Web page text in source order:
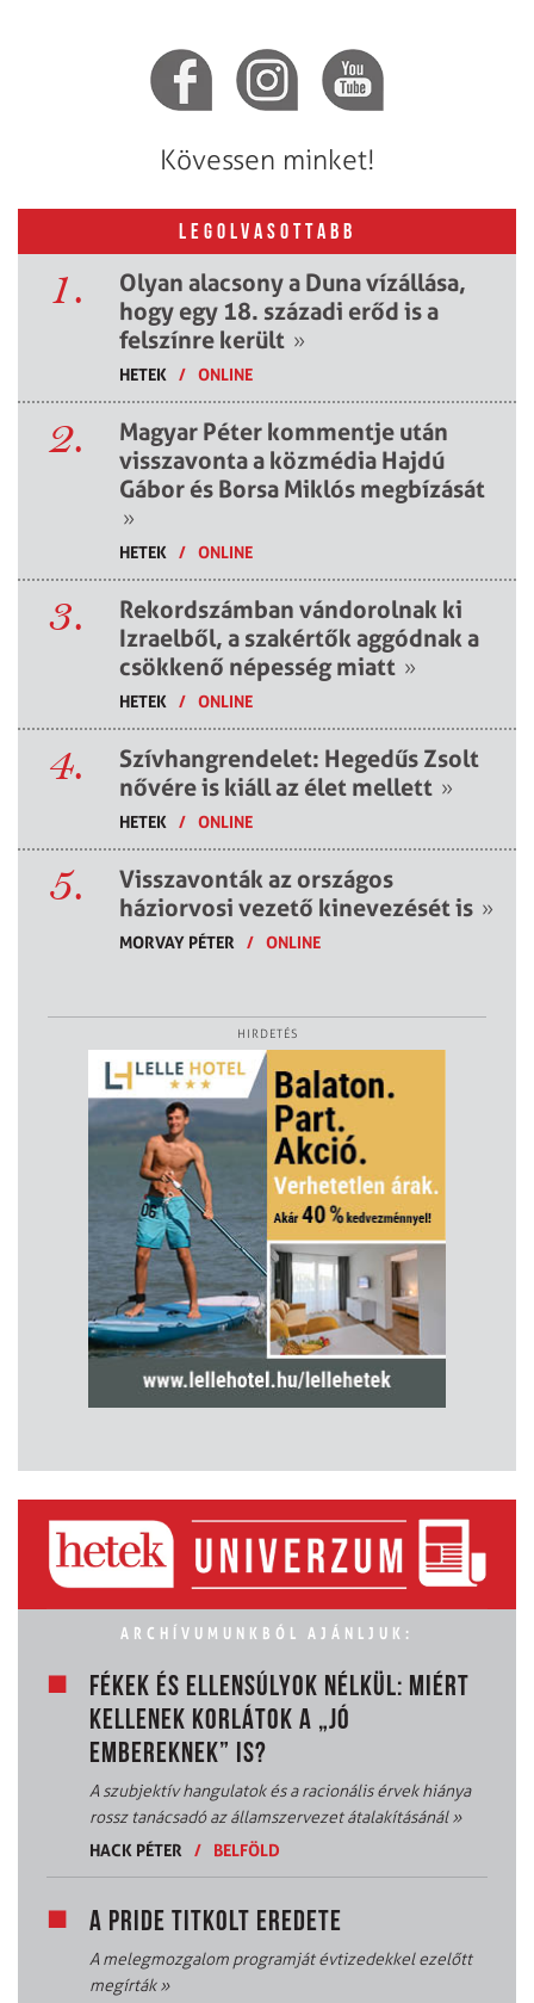
Kövessen minket!
LEGOLVASOTTABB
1.
Olyan alacsony a Duna vízállása,
hogy egy 18. századi erőd is a
felszínre került »
HETEK / ONLINE
2.
Magyar Péter kommentje után
visszavonta a közmédia Hajdú
Gábor és Borsa Miklós megbízását
»
HETEK / ONLINE
3.
Rekordszámban vándorolnak ki
Izraelből, a szakértők aggódnak a
csökkenő népesség miatt »
HETEK / ONLINE
4.
Szívhangrendelet: Hegedűs Zsolt
nővére is kiáll az élet mellett »
HETEK / ONLINE
5.
Visszavonták az országos
háziorvosi vezető kinevezését is »
MORVAY PÉTER / ONLINE
HIRDETÉS
ARCHÍVUMUNKBÓL AJÁNLJUK:
FÉKEK ÉS ELLENSÚLYOK NÉLKÜL: MIÉRT
KELLENEK KORLÁTOK A „JÓ
EMBEREKNEK” IS?
A szubjektív hangulatok és a racionális érvek hiánya
rossz tanácsadó az államszervezet átalakításánál»
HACK PÉTER
/ BELFÖLD
A PRIDE TITKOLT EREDETE
A melegmozgalom programját évtizedekkel ezelőtt
megírták»